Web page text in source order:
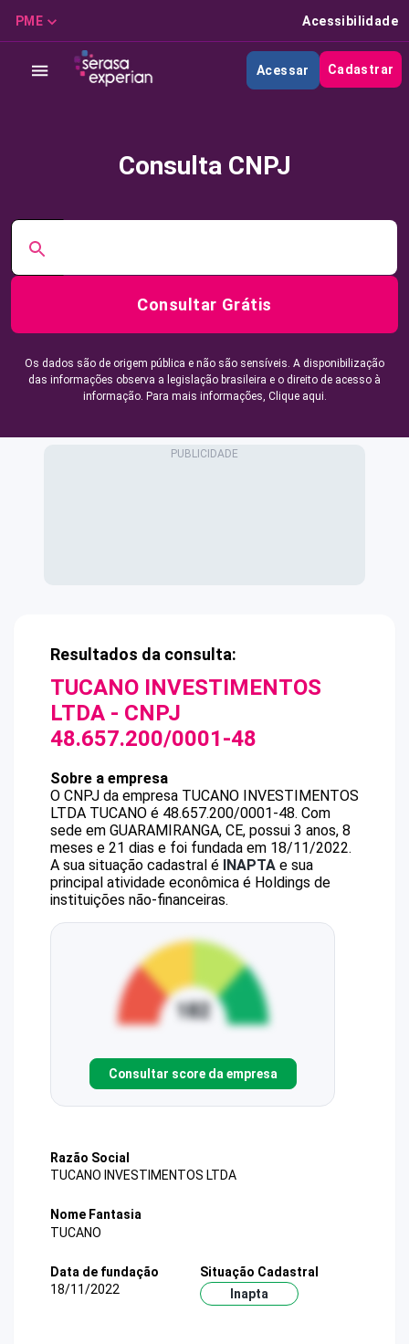
PME Acessibilidade
Acessar Cadastrar
Consulta CNPJ
Consultar Grátis
Os dados são de origem pública e não são sensíveis. A disponibilização
das informações observa a legislação brasileira e o direito de acesso à
informação. Para mais informações, Clique aqui.
Resultados da consulta:
TUCANO INVESTIMENTOS
LTDA - CNPJ
48.657.200/0001-48
Sobre a empresa
O CNPJ da empresa TUCANO INVESTIMENTOS
LTDA TUCANO é 48.657.200/0001-48. Com
sede em GUARAMIRANGA, CE, possui 3 anos, 8
meses e 21 dias e foi fundada em 18/11/2022.
A sua situação cadastral é INAPTA e sua
principal atividade econômica é Holdings de
instituições não-financeiras.
Consultar score da empresa
Razão Social
TUCANO INVESTIMENTOS LTDA
Nome Fantasia
TUCANO
Data de fundação
18/11/2022
Situação Cadastral
Inapta